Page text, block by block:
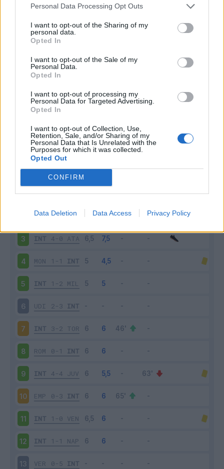
Personal Data Processing Opt Outs
I want to opt-out of the Sharing of my
personal data.
Opted In
I want to opt-out of the Sale of my
Personal Data.
Opted In
I want to opt-out of processing my
Personal Data for Targeted Advertising.
Opted In
I want to opt-out of Collection, Use,
Retention, Sale, and/or Sharing of my
Personal Data that Is Unrelated with the
Purposes for which it was collected.
Opted Out
CONFIRM
Data Deletion Data Access Privacy Policy
Entrato 5 - 13
Squalificato 0 - 0
Inutilizzato 15 - 39
Scarica riepilogo
stagionale
Scarica
Voto
1 GEN 2-2 INT
INT 2-0 LEC
3 INT 4-0 ATA
4 MON 1-1 INT
5 INT 1-2 MIL
6 UDI 2-3 INT
7 INT 3-2 TOR
8 ROM 0-1 INT
9 INT 4-4 JUV
10 EMP 0-3 INT
11 INT 1-0 VEN
12 INT 1-1 NAP
13 VER 0-5 INT